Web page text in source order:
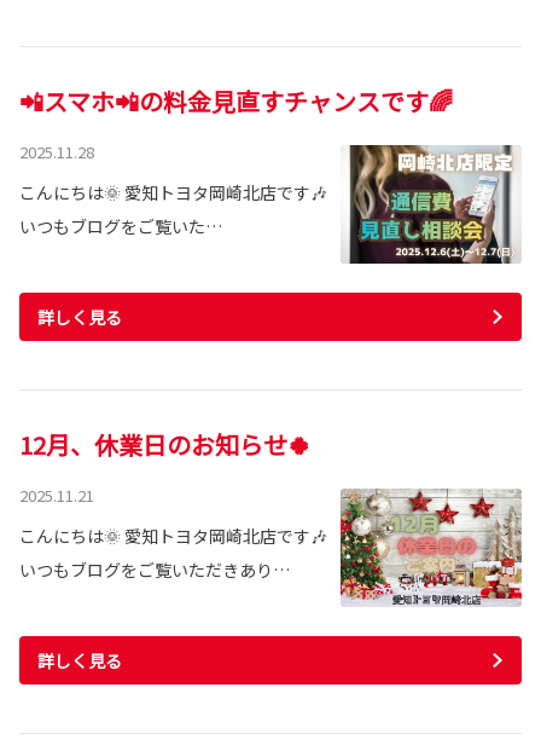
📲スマホ📲の料金見直すチャンスです🌈
2025.11.28
こんにちは🌞 愛知トヨタ岡崎北店です🎶
いつもブログをご覧いた…
詳しく見る
12月、休業日のお知らせ🍀
2025.11.21
こんにちは🌞 愛知トヨタ岡崎北店です🎶
いつもブログをご覧いただきあり…
詳しく見る